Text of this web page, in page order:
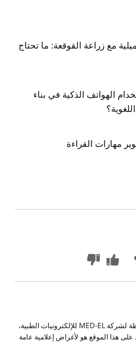
مع زراعة القوقعة: ما تحتاج
الهواتف الذكية في بناء
مهارات القراءة
حقوق الطبع والنشر © لعام2025 محفوظة لشركة MED-EL للإلكترونيات الطبية،
هذا الموقع هو لأغراض إعلامية عامة